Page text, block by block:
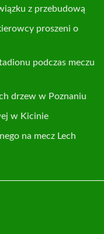
z przebudową
proszeni o
podczas meczu
drzew w Poznaniu
w Kicinie
na mecz Lech